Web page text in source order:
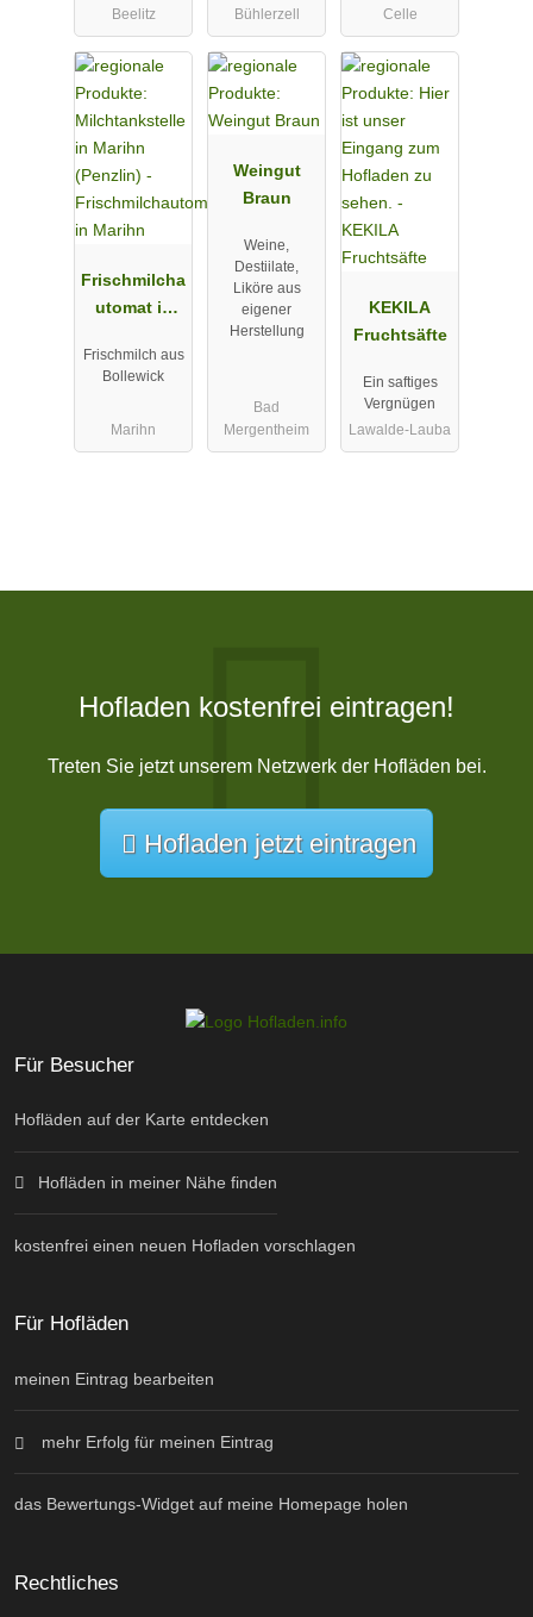
Beelitz
Bühlerzell
Celle
Frischmilcha
utomat in
Frischmilch aus
Bollewick
Marihn
Weingut
Braun
Weine,
Destiilate,
Liköre aus
eigener
Herstellung
Bad
Mergentheim
KEKILA
Fruchtsäfte
Ein saftiges
Vergnügen
Lawalde-Lauba
Hofladen kostenfrei eintragen!
Treten Sie jetzt unserem Netzwerk der Hofläden bei.
Hofladen jetzt eintragen
Für Besucher
Hofläden auf der Karte entdecken
Hofläden in meiner Nähe finden
kostenfrei einen neuen Hofladen vorschlagen
Für Hofläden
meinen Eintrag bearbeiten
mehr Erfolg für meinen Eintrag
das Bewertungs-Widget auf meine Homepage holen
Rechtliches